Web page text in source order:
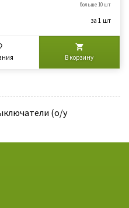
больше 10 шт
за 1 шт
В корзину
(о/у